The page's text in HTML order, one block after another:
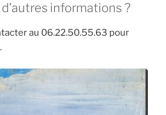
informations ?
au 06.22.50.55.63 pour